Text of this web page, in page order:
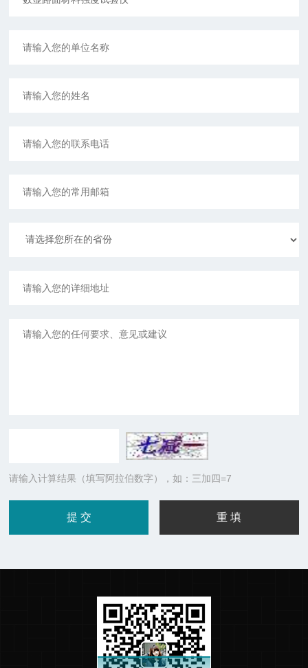
请输入计算结果（填写阿拉伯数字），如：三加四=7